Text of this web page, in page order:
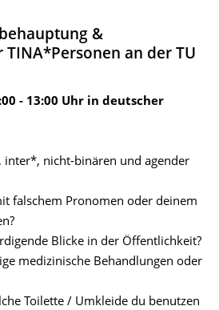
&
an der TU
- 13:00 Uhr in deutscher
inter*, nicht-binären und agender
falschem Pronomen oder deinem
Blicke in der Öffentlichkeit?
medizinische Behandlungen oder
Toilette / Umkleide du benutzen